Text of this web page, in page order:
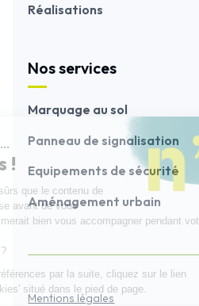
Réalisations
Nos services
Marquage au sol
Panneau de signalisation
Equipements de sécurité
Aménagement urbain
Mentions légales